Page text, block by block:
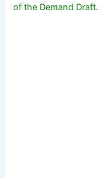
of the Demand Draft.